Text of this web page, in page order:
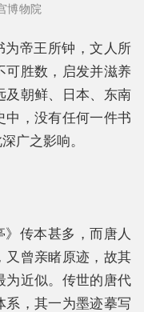
博物院
帝王所钟，文人所
可胜数，启发并滋养
及朝鲜、日本、东南
中，没有任何一件书
广之影响。
传本甚多，而唐人
又曾亲睹原迹，故其
为近似。传世的唐代
系，其一为墨迹摹写